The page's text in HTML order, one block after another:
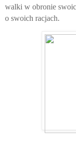
walki w obronie
o swoich racjach.